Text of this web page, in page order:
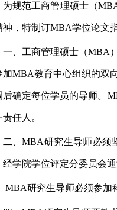
为规范工商管理硕士（
神，特制订MBA学位论文
一、工商管理硕士（MBA
加MBA教育中心组织的双
后确定每位学员的导师。
任人。
二、MBA研究生导师必须
经学院学位评定分委员会
MBA研究生导师必须参加